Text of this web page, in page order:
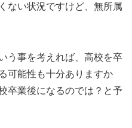
ない状況ですけど、無所属
う事を考えれば、高校を卒
可能性も十分ありますか
卒業後になるのでは？と予